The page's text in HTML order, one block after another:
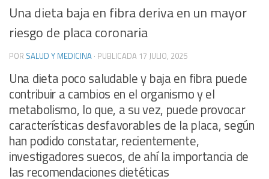
Una dieta baja en fibra deriva en un mayor
riesgo de placa coronaria
POR SALUD Y MEDICINA · PUBLICADA 17 JULIO, 2025
Una dieta poco saludable y baja en fibra puede
contribuir a cambios en el organismo y el
metabolismo, lo que, a su vez, puede provocar
características desfavorables de la placa, según
han podido constatar, recientemente,
investigadores suecos, de ahí la importancia de
las recomendaciones dietéticas